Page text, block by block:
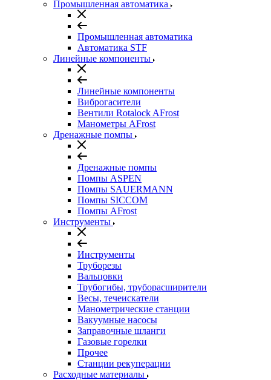
Промышленная автоматика
Промышленная автоматика
Автоматика STF
Линейные компоненты
Линейные компоненты
Виброгасители
Вентили Rotalock AFrost
Манометры AFrost
Дренажные помпы
Дренажные помпы
Помпы ASPEN
Помпы SAUERMANN
Помпы SICCOM
Помпы AFrost
Инструменты
Инструменты
Труборезы
Вальцовки
Трубогибы, труборасширители
Весы, течеискатели
Манометрические станции
Вакуумные насосы
Заправочные шланги
Газовые горелки
Прочее
Станции рекуперации
Расходные материалы